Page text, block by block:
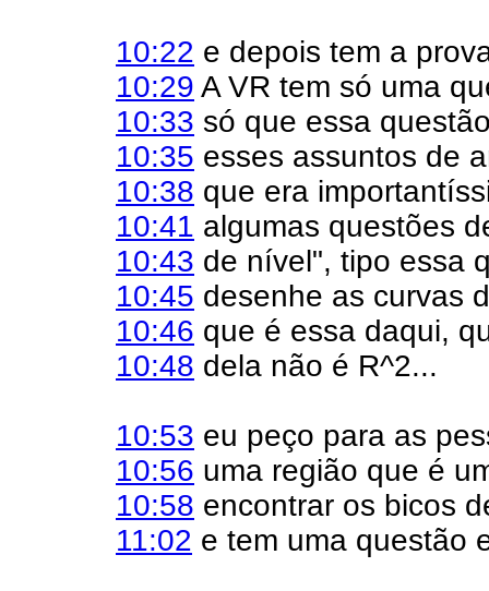
10:22 e depois tem a
10:29 A VR tem só uma
10:33 só que essa
10:35 esses assuntos de
10:38 que era
10:41 algumas questões
10:43 de nível", tipo essa
10:45 desenhe as curvas
10:46 que é essa daqui,
10:48 dela não é R^2...
10:53 eu peço para as
10:56 uma região que é
10:58 encontrar os bicos
11:02 e tem uma questão